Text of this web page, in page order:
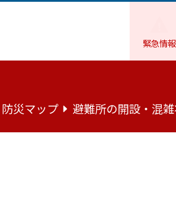
緊急情報
防災マップ 避難所の開設・混
ップアップ編）